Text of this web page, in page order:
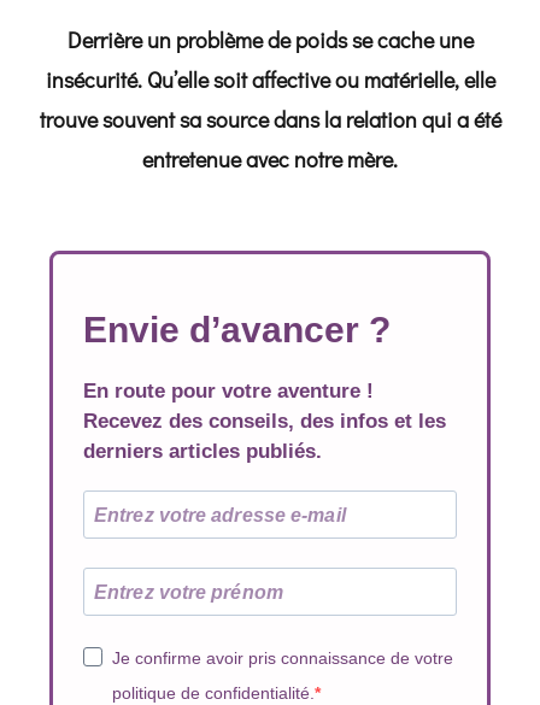
Derrière un problème de poids se cache une
insécurité. Qu’elle soit affective ou matérielle, elle
trouve souvent sa source dans la relation qui a été
entretenue avec notre mère.
Envie d’avancer ?
En route pour votre aventure !
Recevez des conseils, des infos et les
derniers articles publiés.
Je confirme avoir pris connaissance de votre
politique de confidentialité.